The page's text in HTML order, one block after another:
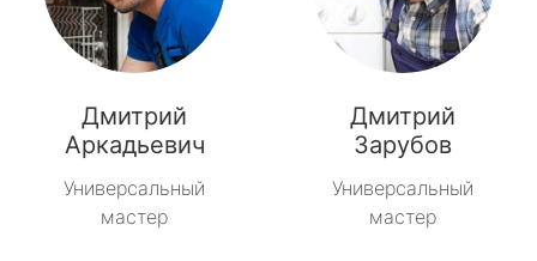
Дмитрий
Аркадьевич
Универсальный
мастер
Дмитрий
Зарубов
Универсальный
мастер